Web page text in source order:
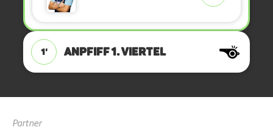
1' ANPFIFF 1. Viertel
Partner